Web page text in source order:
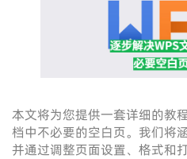
本文将为您提供一套详细的教
档中不必要的空白页。我们将
并通过调整页面设置、格式和